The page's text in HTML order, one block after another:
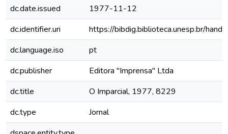
dc.date.issued
1977-11-12
dc.identifier.uri
https://bibdig.biblioteca.unesp.br/
dc.language.iso
pt
dc.publisher
Editora "Imprensa" Ltda
dc.title
O Imparcial, 1977, 8229
dc.type
Jornal